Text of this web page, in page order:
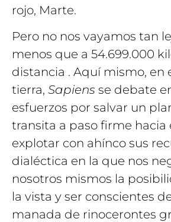
rojo, Marte.
Pero no nos vayamos tan
menos que a 54.699.000
distancia . Aquí mismo, en
tierra, Sapiens se debate
esfuerzos por salvar un
transita a paso firme hacia
explotar con ahínco sus
dialéctica en la que nos
nosotros mismos la
la vista y ser conscientes
manada de rinocerontes